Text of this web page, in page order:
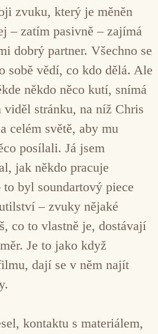
zvuku, který je měněn
– zatím pasivně – zajímá
dobrý partner. Všechno se
sobě vědí, co kdo dělá. Ale
někdo něco kutí, snímá
stránku, na níž Chris
celém světě, aby mu
posílali. Já jsem
jak někdo pracuje
byl soundartový piece
– zvuky nějaké
co to vlastně je, dostávají
Je to jako když
dají se v něm najít
kontaktu s materiálem,